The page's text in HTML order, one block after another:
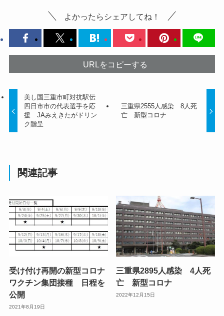
よかったらシェアしてね！
URLをコピーする
美し国三重市町対抗駅伝
四日市市の代表選手を応
援 JAみえきたがドリン
ク贈呈
三重県2555人感染 8人死
亡 新型コロナ
関連記事
受け付け再開の新型コロナ
ワクチン集団接種 日程を
公開
2021年8月19日
三重県2895人感染 4人死
亡 新型コロナ
2022年12月15日